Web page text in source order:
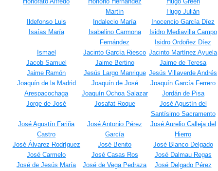
Martín
Hugo Julián
Ildefonso Luis
Indalecio María
Inocencio García Díez
Isaías María
Isabelino Carmona
Fernández
Isidro Mediavilla Campo
Isidro Ordoñez Díez
Ismael
Jacinto García Riesco Jacinto Martínez Ayuela
Jacob Samuel
Jaime Bertino
Jaime de Teresa
Jaime Ramón
Jesús Largo Manrique Jesús Villaverde Andrés
Joaquín de la Madrid
Arespacochaga
Joaquín de José
Joaquín García Ferrero
Joaquín Ochoa Salazar
Jordán de Pisa
Jorge de José
Josafat Roque
José Agustín del
Santísimo Sacramento
José Agustín Fariña
Castro
José Antonio Pérez
García
José Aurelio Calleja del
Hierro
José Álvarez Rodríguez
José Benito
José Blanco Delgado
José Carmelo
José Casas Ros
José Dalmau Regas
José de Jesús María
José de Vega Pedraza
José Delgado Pérez